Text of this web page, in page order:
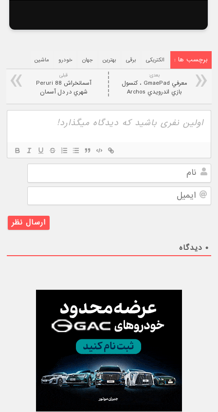
برچسب ها : الکتریکی برقی بهترین جهان خودرو ماشین
قبلی
آسمانخراش Peruri 88
شهري در دل آسمان
بعدی:
معرفي GmaePad ، کنسول
بازي اندرويدي Archos
نام
ایمیل
۰ دیدگاه